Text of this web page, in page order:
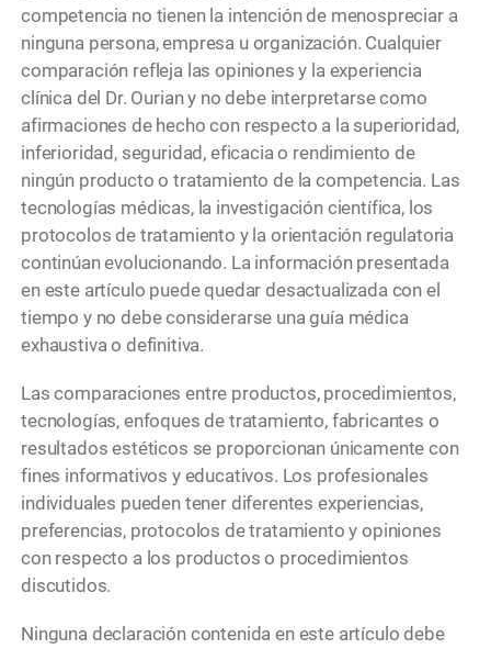
competencia no tienen la intención de menospreciar a
ninguna persona, empresa u organización. Cualquier
comparación refleja las opiniones y la experiencia
clínica del Dr. Ourian y no debe interpretarse como
afirmaciones de hecho con respecto a la superioridad,
inferioridad, seguridad, eficacia o rendimiento de
ningún producto o tratamiento de la competencia. Las
tecnologías médicas, la investigación científica, los
protocolos de tratamiento y la orientación regulatoria
continúan evolucionando. La información presentada
en este artículo puede quedar desactualizada con el
tiempo y no debe considerarse una guía médica
exhaustiva o definitiva.
Las comparaciones entre productos, procedimientos,
tecnologías, enfoques de tratamiento, fabricantes o
resultados estéticos se proporcionan únicamente con
fines informativos y educativos. Los profesionales
individuales pueden tener diferentes experiencias,
preferencias, protocolos de tratamiento y opiniones
con respecto a los productos o procedimientos
discutidos.
Ninguna declaración contenida en este artículo debe